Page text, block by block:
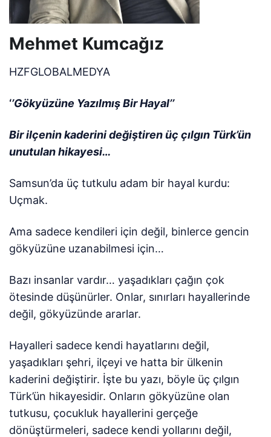
Mehmet Kumcağız
HZFGLOBALMEDYA
‘’Gökyüzüne Yazılmış Bir Hayal’’
Bir ilçenin kaderini değiştiren üç çılgın Türk’ün
unutulan hikayesi…
Samsun’da üç tutkulu adam bir hayal kurdu:
Uçmak.
Ama sadece kendileri için değil, binlerce gencin
gökyüzüne uzanabilmesi için…
Bazı insanlar vardır… yaşadıkları çağın çok
ötesinde düşünürler. Onlar, sınırları hayallerinde
değil, gökyüzünde ararlar.
Hayalleri sadece kendi hayatlarını değil,
yaşadıkları şehri, ilçeyi ve hatta bir ülkenin
kaderini değiştirir. İşte bu yazı, böyle üç çılgın
Türk’ün hikayesidir. Onların gökyüzüne olan
tutkusu, çocukluk hayallerini gerçeğe
dönüştürmeleri, sadece kendi yollarını değil,